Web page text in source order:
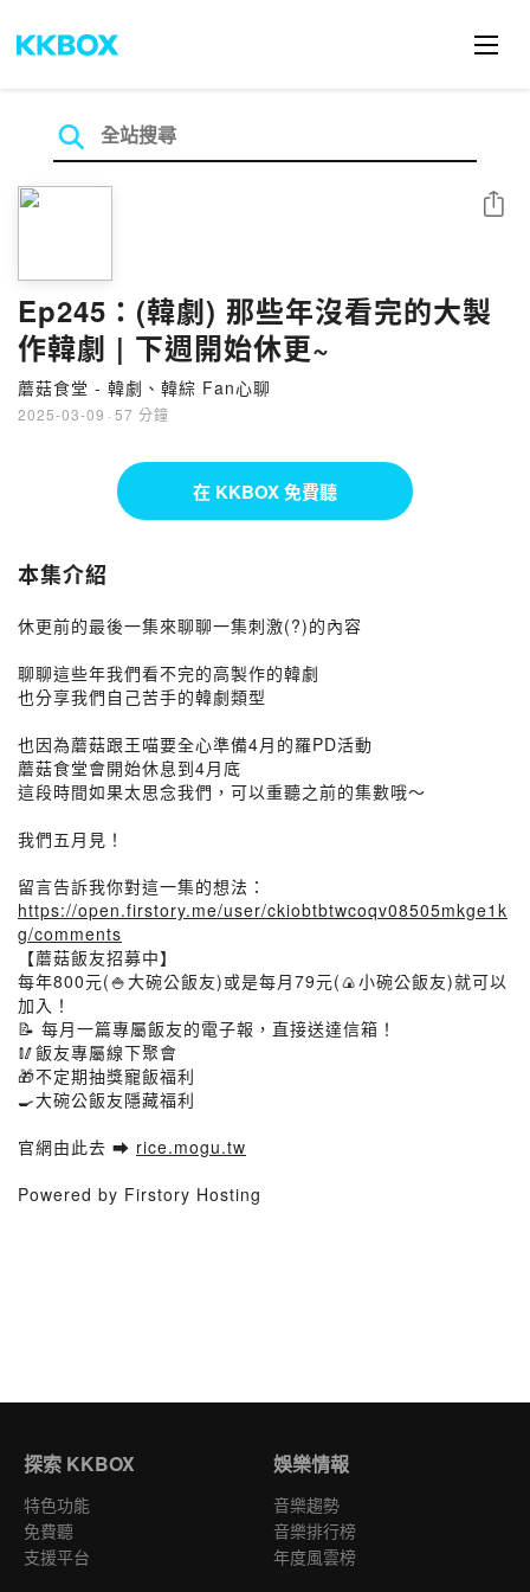
Ep245：(韓劇) 那些年沒看完的大製
作韓劇 | 下週開始休更~
蘑菇食堂 - 韓劇、韓綜 Fan心聊
2025-03-09 · 57 分鐘
分享
在 KKBOX 免費聽
本集介紹
休更前的最後一集來聊聊一集刺激(?)的內容
聊聊這些年我們看不完的高製作的韓劇
也分享我們自己苦手的韓劇類型
也因為蘑菇跟王喵要全心準備4月的羅PD活動
蘑菇食堂會開始休息到4月底
這段時間如果太思念我們，可以重聽之前的集數哦～
我們五月見！
留言告訴我你對這一集的想法：
https://open.firstory.me/user/ckiobtbtwcoqv08505mkge1k
g/comments
【蘑菇飯友招募中】
每年800元(🍚大碗公飯友)或是每月79元(🍙小碗公飯友)就可以
加入！
📝 每月一篇專屬飯友的電子報，直接送達信箱！
🥢飯友專屬線下聚會
🎁不定期抽獎寵飯福利
🍳大碗公飯友隱藏福利
官網由此去 ➡︎ rice.mogu.tw
Powered by Firstory Hosting
探索 KKBOX
特色功能
免費聽
支援平台
娛樂情報
音樂趨勢
音樂排行榜
年度風雲榜